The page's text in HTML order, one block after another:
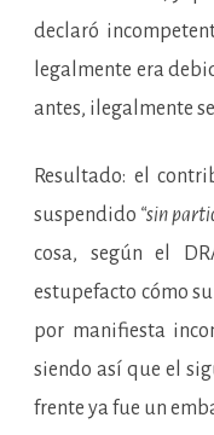
declaró
legalmente era
antes, ilegalmente
Resultado: el
suspendido “sin
cosa, según el
estupefacto cómo
por manifiesta
siendo así que el
frente ya fue un